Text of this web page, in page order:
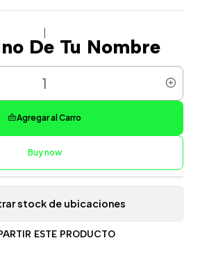
De Tu Nombre
Agregar al Carro
Buy now
stock de ubicaciones
ESTE PRODUCTO